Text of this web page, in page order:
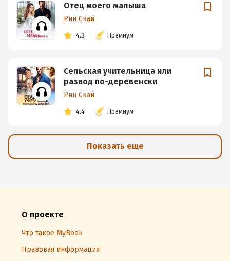
Отец моего малыша
Рин Скай
4.3 Премиум
Сельская учительница или
развод по-деревенски
Рин Скай
4.4 Премиум
Показать еще
О проекте
Что такое MyBook
Правовая информация